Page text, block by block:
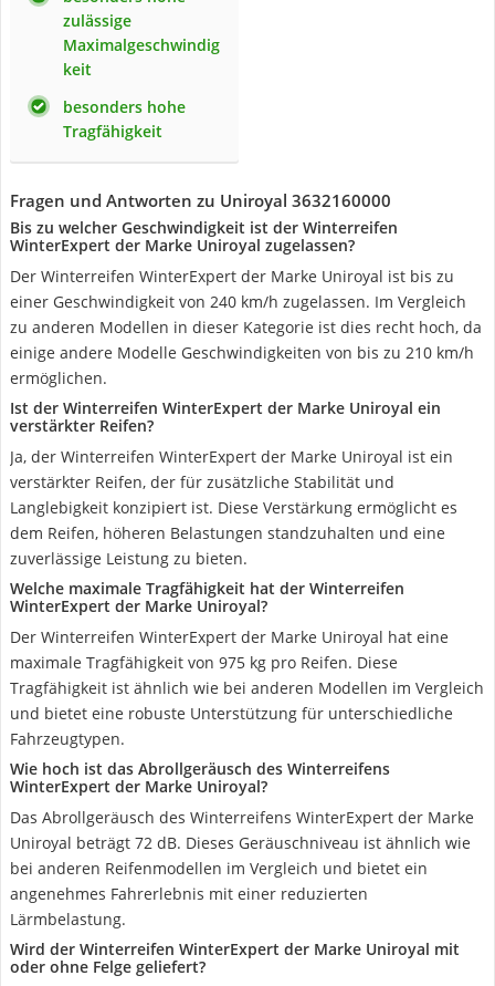
zulässige
Maximalgeschwindig
keit
besonders hohe
Tragfähigkeit
Fragen und Antworten zu Uniroyal 3632160000
Bis zu welcher Geschwindigkeit ist der Winterreifen
WinterExpert der Marke Uniroyal zugelassen?
Der Winterreifen WinterExpert der Marke Uniroyal ist bis zu
einer Geschwindigkeit von 240 km/h zugelassen. Im Vergleich
zu anderen Modellen in dieser Kategorie ist dies recht hoch, da
einige andere Modelle Geschwindigkeiten von bis zu 210 km/h
ermöglichen.
Ist der Winterreifen WinterExpert der Marke Uniroyal ein
verstärkter Reifen?
Ja, der Winterreifen WinterExpert der Marke Uniroyal ist ein
verstärkter Reifen, der für zusätzliche Stabilität und
Langlebigkeit konzipiert ist. Diese Verstärkung ermöglicht es
dem Reifen, höheren Belastungen standzuhalten und eine
zuverlässige Leistung zu bieten.
Welche maximale Tragfähigkeit hat der Winterreifen
WinterExpert der Marke Uniroyal?
Der Winterreifen WinterExpert der Marke Uniroyal hat eine
maximale Tragfähigkeit von 975 kg pro Reifen. Diese
Tragfähigkeit ist ähnlich wie bei anderen Modellen im Vergleich
und bietet eine robuste Unterstützung für unterschiedliche
Fahrzeugtypen.
Wie hoch ist das Abrollgeräusch des Winterreifens
WinterExpert der Marke Uniroyal?
Das Abrollgeräusch des Winterreifens WinterExpert der Marke
Uniroyal beträgt 72 dB. Dieses Geräuschniveau ist ähnlich wie
bei anderen Reifenmodellen im Vergleich und bietet ein
angenehmes Fahrerlebnis mit einer reduzierten
Lärmbelastung.
Wird der Winterreifen WinterExpert der Marke Uniroyal mit
oder ohne Felge geliefert?